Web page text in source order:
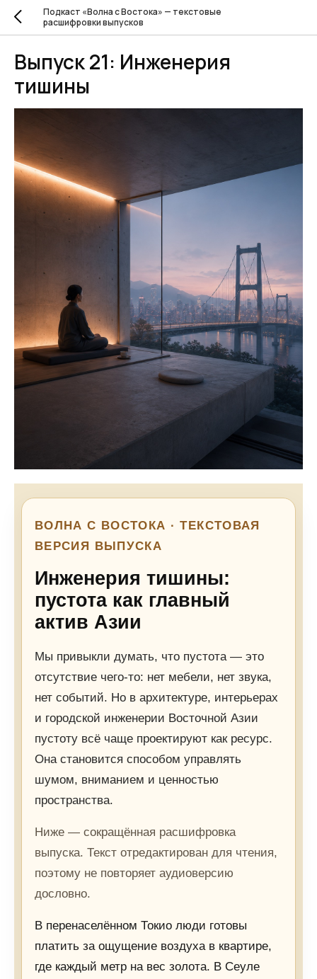
Подкаст «Волна с Востока» — текстовые
расшифровки выпусков
Выпуск 21: Инженерия
тишины
ВОЛНА С ВОСТОКА · ТЕКСТОВАЯ
ВЕРСИЯ ВЫПУСКА
Инженерия тишины:
пустота как главный
актив Азии
Мы привыкли думать, что пустота — это
отсутствие чего-то: нет мебели, нет звука,
нет событий. Но в архитектуре, интерьерах
и городской инженерии Восточной Азии
пустоту всё чаще проектируют как ресурс.
Она становится способом управлять
шумом, вниманием и ценностью
пространства.
Ниже — сокращённая расшифровка
выпуска. Текст отредактирован для чтения,
поэтому не повторяет аудиоверсию
дословно.
В перенаселённом Токио люди готовы
платить за ощущение воздуха в квартире,
где каждый метр на вес золота. В Сеуле